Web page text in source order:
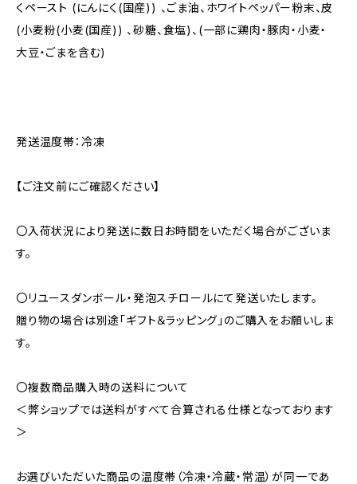
くペースト (にんにく(国産)) 、ごま油、ホワイトペッパー粉末、皮
(小麦粉(小麦(国産)) 、砂糖、食塩)、(一部に鶏肉・豚肉・小麦・
大豆・ごまを含む)
発送温度帯：冷凍
【ご注文前にご確認ください】
〇入荷状況により発送に数日お時間をいただく場合がございま
す。
〇リユースダンボール・発泡スチロールにて発送いたします。
贈り物の場合は別途「ギフト＆ラッピング」のご購入をお願いしま
す。
〇複数商品購入時の送料について
＜弊ショップでは送料がすべて合算される仕様となっております
＞
お選びいただいた商品の温度帯（冷凍・冷蔵・常温）が同一であ